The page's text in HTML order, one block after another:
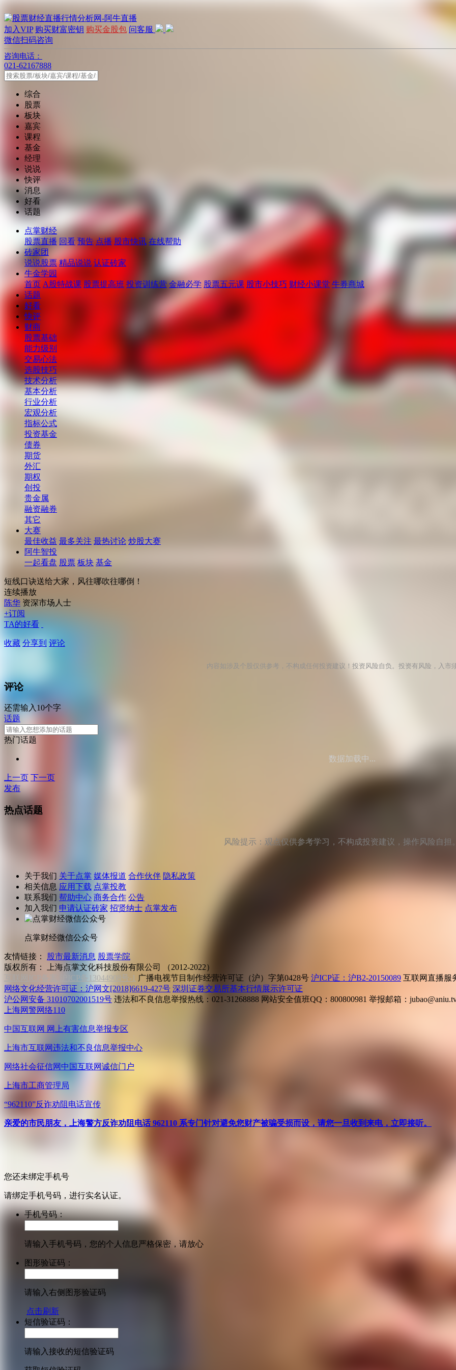
加入VIP 购买财富密钥 购买金股包 问客服
微信扫码咨询
咨询电话：
021-62167888
综合
股票
板块
嘉宾
课程
基金
经理
说说
快评
消息
好看
话题
点掌财经
股票直播 回看 预告 点播 股市快讯 在线帮助
砖家团
说说股票 精品说说 认证砖家
牛金学园
首页 A股特战课 股票提高班 投资训练营 金融必学 股票五元课 股市小技巧 财经小课堂 牛券商城
话题
好看
快评
财商
股票基础
能力级别
交易心法
选股技巧
技术分析
基本分析
行业分析
宏观分析
指标公式
投资基金
债券
期货
外汇
期权
创投
贵金属
融资融券
其它
大赛
最佳收益 最多关注 最热讨论 炒股大赛
阿牛智投
一起看盘 股票 板块 基金
短线口诀送给大家，风往哪吹往哪倒！
连续播放
陈华 资深市场人士
+订阅
TA的好看
收藏 分享到 评论
内容如涉及个股仅供参考，不构成任何投资建议！投资风险自负。投资有风险，入市
评论
还需输入10个字
话题
热门话题
数据加载中...
上一页 下一页
发布
热点话题
风险提示：观点仅供参考学习，不构成投资建议，操作风险自担
关于我们 关于点掌 媒体报道 合作伙伴 隐私政策
相关信息 应用下载 点掌投教
联系我们 帮助中心 商务合作 公告
加入我们 申请认证砖家 招贤纳士 点掌发布
点掌财经微信公众号
友情链接： 股市最新消息 股票学院
版权所有：
上海点掌文化科技股份有限公司 （2012-2022）
互联网ICP备案 沪ICP备13044908号-1 广播电视节目制作经营许可证（沪）字第0428号 沪ICP证：沪B2-20150089 互联网直播服
网络文化经营许可证：沪网文[2018]6619-427号 深圳证券交易所基本行情展示许可证
沪公网安备 31010702001519号 违法和不良信息举报热线：021-31268888 网站安全值班QQ：800800981 举报邮箱：
上海网警网络110
中国互联网 网上有害信息举报专区
上海市互联网违法和不良信息举报中心
网络社会征信网 中国互联网诚信门户
上海市工商管理局
“962110”反诈劝阻电话宣传
亲爱的市民朋友，上海警方反诈劝阻电话 962110 系专门针对避免您财产被骗受损而设，请您一旦收到来电，立即接听。
您还未绑定手机号
请绑定手机号码，进行实名认证。
手机号码：
请输入手机号码，您的个人信息严格保密，请放心
图形验证码：
请输入右侧图形验证码
点击刷新
短信验证码：
请输入接收的短信验证码